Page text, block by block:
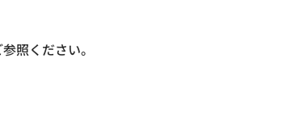
照ください。